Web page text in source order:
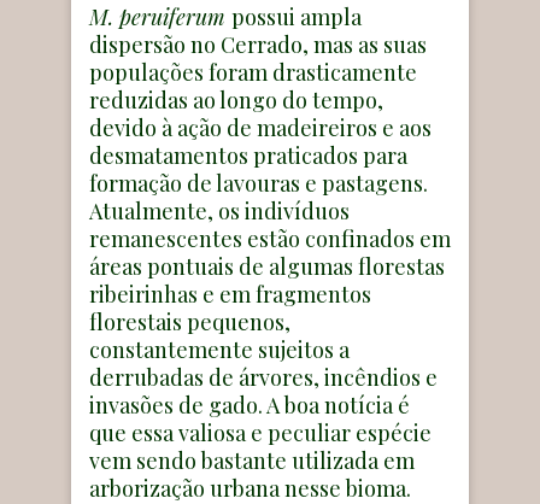
M. peruiferum possui ampla
dispersão no Cerrado, mas as suas
populações foram drasticamente
reduzidas ao longo do tempo,
devido à ação de madeireiros e aos
desmatamentos praticados para
formação de lavouras e pastagens.
Atualmente, os indivíduos
remanescentes estão confinados em
áreas pontuais de algumas florestas
ribeirinhas e em fragmentos
florestais pequenos,
constantemente sujeitos a
derrubadas de árvores, incêndios e
invasões de gado. A boa notícia é
que essa valiosa e peculiar espécie
vem sendo bastante utilizada em
arborização urbana nesse bioma.